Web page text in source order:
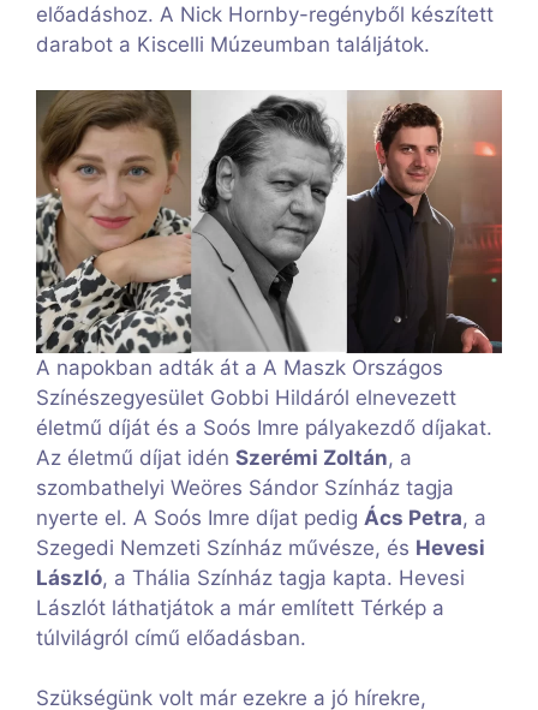
előadáshoz. A Nick Hornby-regényből készített
darabot a Kiscelli Múzeumban találjátok.
A napokban adták át a A Maszk Országos
Színészegyesület Gobbi Hildáról elnevezett
életmű díját és a Soós Imre pályakezdő díjakat.
Az életmű díjat idén Szerémi Zoltán, a
szombathelyi Weöres Sándor Színház tagja
nyerte el. A Soós Imre díjat pedig Ács Petra, a
Szegedi Nemzeti Színház művésze, és Hevesi
László, a Thália Színház tagja kapta. Hevesi
Lászlót láthatjátok a már említett Térkép a
túlvilágról című előadásban.
Szükségünk volt már ezekre a jó hírekre,